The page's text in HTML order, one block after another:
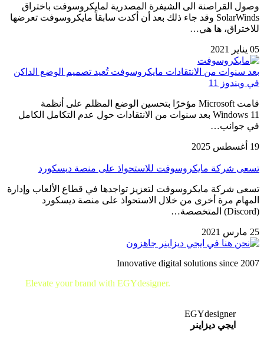
وصول القراصنة الى الشيفرة المصدرية لمايكروسوفت باختراق
SolarWinds وقد جاء ذلك بعد أن أكدت سابقاً مايكروسوفت تعرضها
للاختراق، ها هي…
05 يناير 2021
بعد سنوات من الانتقادات مايكروسوفت تُعيد تصميم الوضع الداكن
في ويندوز 11
قامت Microsoft مؤخرًا بتحسين الوضع المظلم على أنظمة
Windows 11 بعد سنوات من الانتقادات حول عدم التكامل الكامل
في جوانب…
19 أغسطس 2025
تسعى شركة مايكروسوفت للاستحواذ على منصة ديسكورد
تسعى شركة مايكروسوفت لتعزيز تواجدها في قطاع الألعاب وإدارة
المهام مرة أخرى من خلال الاستحواذ على منصة ديسكورد
(Discord) المتخصصة…
25 مارس 2021
Innovative digital solutions since 2007
Elevate your brand with EGYdesigner.
EGYdesigner
ايجي ديزاينر